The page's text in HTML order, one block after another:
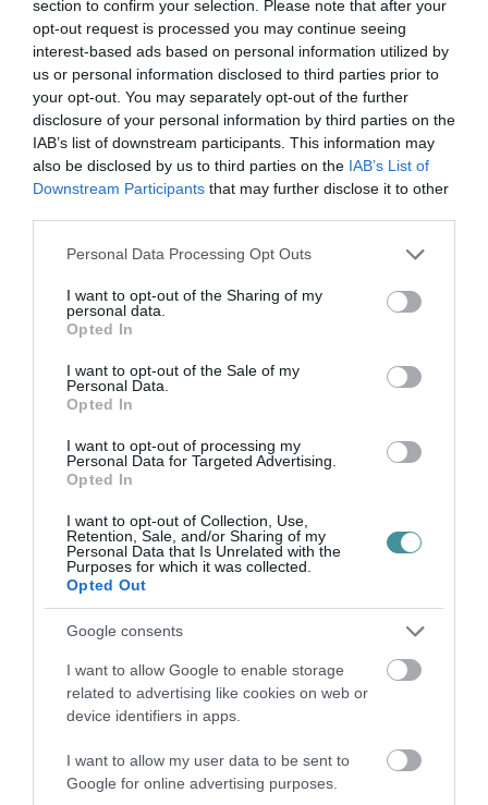
section to confirm your selection. Please note that after your
opt-out request is processed you may continue seeing
interest-based ads based on personal information utilized by
us or personal information disclosed to third parties prior to
your opt-out. You may separately opt-out of the further
disclosure of your personal information by third parties on the
IAB’s list of downstream participants. This information may
also be disclosed by us to third parties on the IAB’s List of
Downstream Participants that may further disclose it to other
Please note that this website/app uses one or more Google
not limited to your visit or usage behaviour. You may click to
grant or deny consent to Google and its third-party tags to
use your data for below specified purposes in below Google
consent section.
Personal Data Processing Opt Outs
I want to opt-out of the Sharing of my
personal data.
Opted In
I want to opt-out of the Sale of my
Personal Data.
Opted In
I want to opt-out of processing my
Personal Data for Targeted Advertising.
Opted In
I want to opt-out of Collection, Use,
Retention, Sale, and/or Sharing of my
Personal Data that Is Unrelated with the
Purposes for which it was collected.
Opted Out
Google consents
I want to allow Google to enable storage
related to advertising like cookies on web or
device identifiers in apps.
I want to allow my user data to be sent to
Google for online advertising purposes.
idén erre szánt 25 millió forintnak csak
töredékét használták fel kamerarendszer
fejlesztésére.
Minczér Gábor erre azEgerInfooldalon
reagált. "Jelenleg nyolc helyszínen indult el a
kamerák kitelepítése. Vannak helyszínek ahol
üzemelnek a berendezések, de vannak
olyanok is ahol még az ÉMÁSZ-ra várunk,
hogy kiépüljön a megfelelő infrastruktúra" –
idézi a portál az alpolgármestert. Minczér azt
is hangsúlyozta, hogy a városvezetés nem
akart volna pénzt elvonni ettől a területtől, de
miután a kormány döntése értelmében több
emiatt szükségessé vált megszorítások ezt a
területet is érintették.
Ne maradjon le a legfrissebb hírekről, kövessen